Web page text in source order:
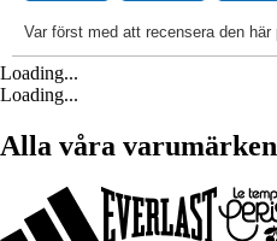
Loading...
Loading...
Alla våra varumärken